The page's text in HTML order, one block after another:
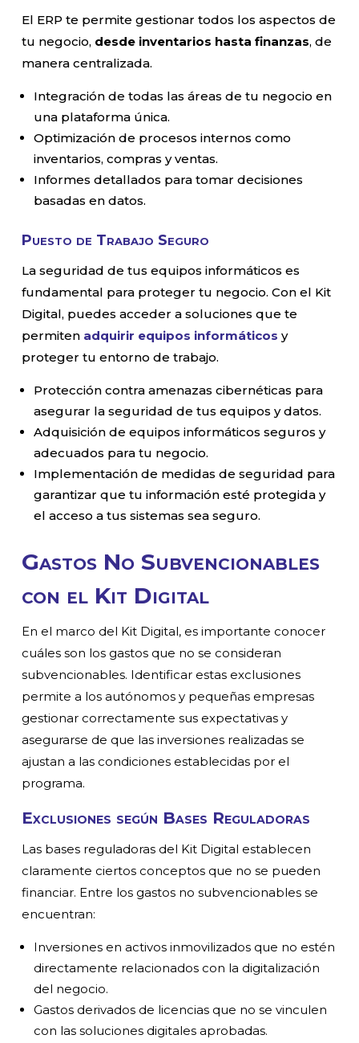
El ERP te permite gestionar todos los aspectos de
tu negocio, desde inventarios hasta finanzas, de
manera centralizada.
Integración de todas las áreas de tu negocio en
una plataforma única.
Optimización de procesos internos como
inventarios, compras y ventas.
Informes detallados para tomar decisiones
basadas en datos.
Puesto de Trabajo Seguro
La seguridad de tus equipos informáticos es
fundamental para proteger tu negocio. Con el Kit
Digital, puedes acceder a soluciones que te
permiten adquirir equipos informáticos y
proteger tu entorno de trabajo.
Protección contra amenazas cibernéticas para
asegurar la seguridad de tus equipos y datos.
Adquisición de equipos informáticos seguros y
adecuados para tu negocio.
Implementación de medidas de seguridad para
garantizar que tu información esté protegida y
el acceso a tus sistemas sea seguro.
Gastos No Subvencionables
con el Kit Digital
En el marco del Kit Digital, es importante conocer
cuáles son los gastos que no se consideran
subvencionables. Identificar estas exclusiones
permite a los autónomos y pequeñas empresas
gestionar correctamente sus expectativas y
asegurarse de que las inversiones realizadas se
ajustan a las condiciones establecidas por el
programa.
Exclusiones según Bases Reguladoras
Las bases reguladoras del Kit Digital establecen
claramente ciertos conceptos que no se pueden
financiar. Entre los gastos no subvencionables se
encuentran:
Inversiones en activos inmovilizados que no estén
directamente relacionados con la digitalización
del negocio.
Gastos derivados de licencias que no se vinculen
con las soluciones digitales aprobadas.